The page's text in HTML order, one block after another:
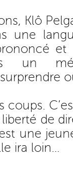
Klô
une
et
un
coups.
de
une
ira loin…